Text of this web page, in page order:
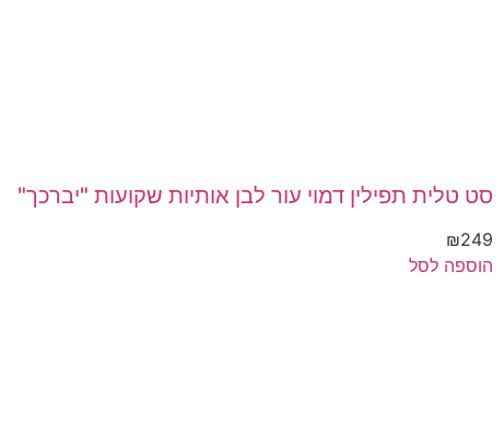
סט טלית תפילין דמוי עור לבן אותיות שקועות "יברכך"
₪249
הוספה לסל